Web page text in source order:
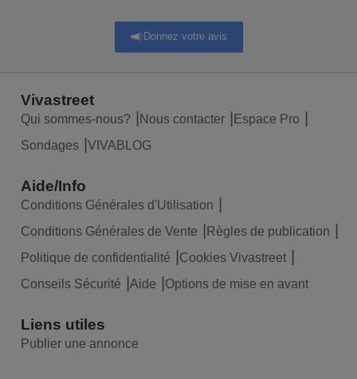
Donnez votre avis
Vivastreet
Qui sommes-nous? Nous contacter
Espace Pro
Sondages
VIVABLOG
Aide/Info
Conditions Générales d'Utilisation
Conditions Générales de Vente
Règles de publication
Politique de confidentialité
Cookies Vivastreet
Conseils Sécurité
Aide Options de mise en avant
Liens utiles
Publier une annonce